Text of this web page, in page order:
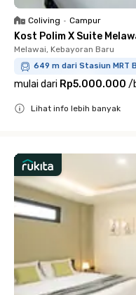
Coliving • Campur
Kost Polim X Suite
Melawai, Kebayoran Baru
649 m dari Stasiun MRT
mulai dari Rp5.000.000 /
Lihat info lebih banyak